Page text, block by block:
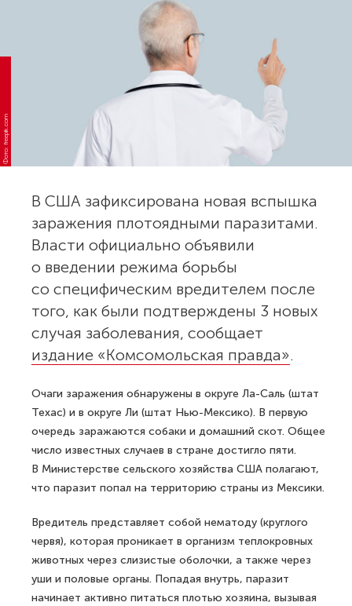
Фото: freepik.com
В США зафиксирована новая вспышка
заражения плотоядными паразитами.
Власти официально объявили
о введении режима борьбы
со специфическим вредителем после
того, как были подтверждены 3 новых
случая заболевания, сообщает
издание «Комсомольская правда».
Очаги заражения обнаружены в округе Ла-Саль (штат
Техас) и в округе Ли (штат Нью-Мексико). В первую
очередь заражаются собаки и домашний скот. Общее
число известных случаев в стране достигло пяти.
В Министерстве сельского хозяйства США полагают,
что паразит попал на территорию страны из Мексики.
Вредитель представляет собой нематоду (круглого
червя), которая проникает в организм теплокровных
животных через слизистые оболочки, а также через
уши и половые органы. Попадая внутрь, паразит
начинает активно питаться плотью хозяина, вызывая